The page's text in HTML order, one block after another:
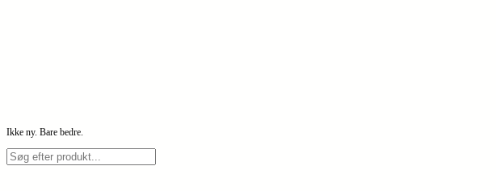
Ikke ny. Bare bedre.